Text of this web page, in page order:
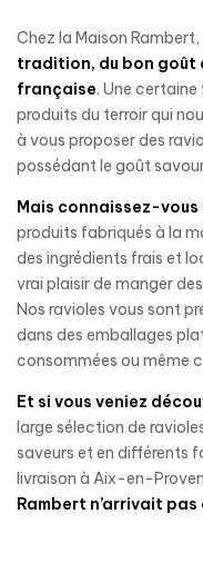
Chez la Maison Rambert,
tradition, du bon goût
française. Une
produits du terroir qui
à vous proposer des
possédant le goût
Mais connaissez-vous
produits fabriqués à la
des ingrédients frais et
vrai plaisir de manger
Nos ravioles vous sont
dans des emballages
consommées ou même
Et si vous veniez
large sélection de
saveurs et en différents
livraison à Aix-en-
Rambert n’arrivait